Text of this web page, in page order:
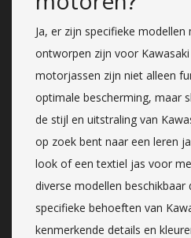
Ja, er zijn specifieke
ontworpen zijn voor
motorjassen zijn niet alleen
optimale bescherming, maar
de stijl en uitstraling van
op zoek bent naar een leren
look of een textiel jas voor
diverse modellen beschikbaar
specifieke behoeften van
kenmerkende details en